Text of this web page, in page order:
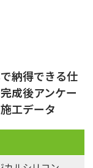
納得できる仕
成後アンケー
工データ